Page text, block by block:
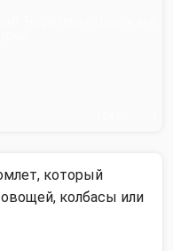
который
колбасы или